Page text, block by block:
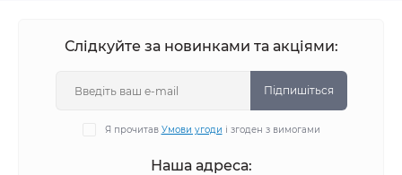
Слідкуйте за новинками та акціями:
Підпишіться
Я прочитав Умови угоди і згоден з вимогами
Наша адреса: